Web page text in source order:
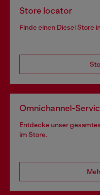
Store locator
Finde einen Diesel Store
Omnichannel-
Entdecke unser
im Store.